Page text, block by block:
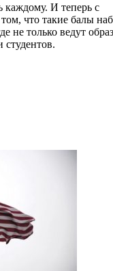
каждому. И теперь с
что такие балы
не только ведут
студентов.